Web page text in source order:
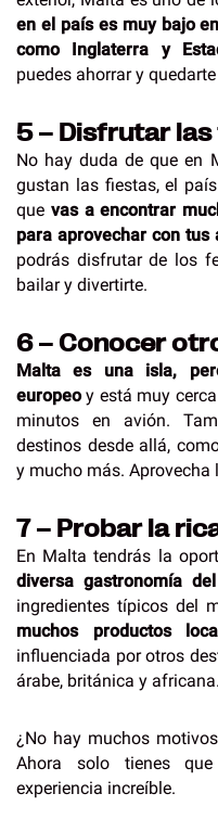
en el país es muy bajo
como Inglaterra y
puedes ahorrar y
5 – Disfrutar
No hay duda de que en
gustan las fiestas, el
que vas a encontrar
para aprovechar con tus
podrás disfrutar de los
bailar y divertirte.
6 – Conocer
Malta es una isla,
europeoy está muy
minutos en avión.
destinos desde allá,
y mucho más. Aprovecha
7 – Probar la
En Malta tendrás la
diversa gastronomía
ingredientes típicos del
muchos productos
influenciada por otros
árabe, británica y africana.
¿No hay muchos
Ahora solo tienes
experiencia increíble.